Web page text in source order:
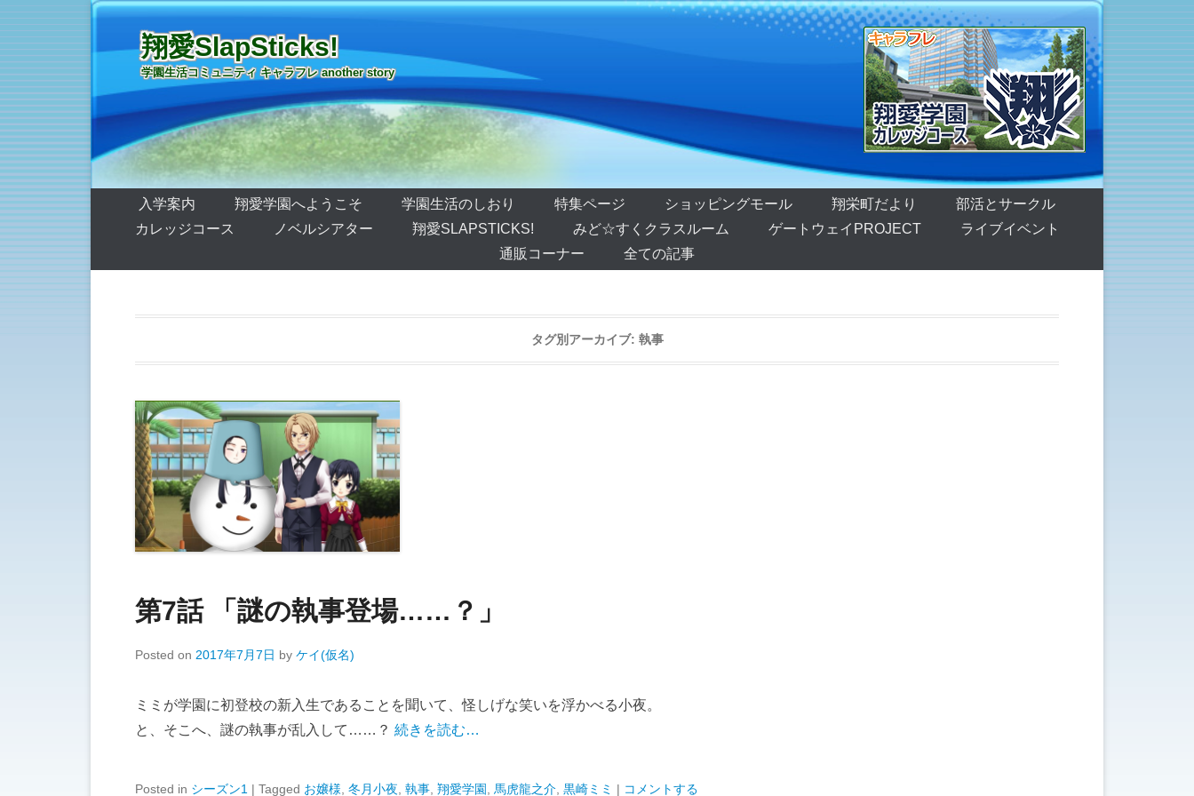
翔愛SlapSticks!
学園生活コミュニティ キャラフレ another story
第1メニュー
コンテンツへ移動
入学案内 翔愛学園へようこそ 学園生活のしおり 特集ページ ショッピングモール 翔栄町だより
部活とサークル
カレッジコース
ノベルシアター 翔愛SLAPSTICKS! みど☆すくクラスルーム ゲートウェイPROJECT
ライブイベント
通販コーナー
全ての記事
タグ別アーカイブ: 執事
第7話 「謎の執事登場……？」
Posted on 2017年7月7日 by ケイ(仮名)
ミミが学園に初登校の新入生であることを聞いて、怪しげな笑いを浮かべる小夜。
と、そこへ、謎の執事が乱入して……？ 続きを読む…
Posted in シーズン1 | Tagged お嬢様 冬月小夜 執事 翔愛学園 馬虎龍之介 黒崎ミミ | コメントする